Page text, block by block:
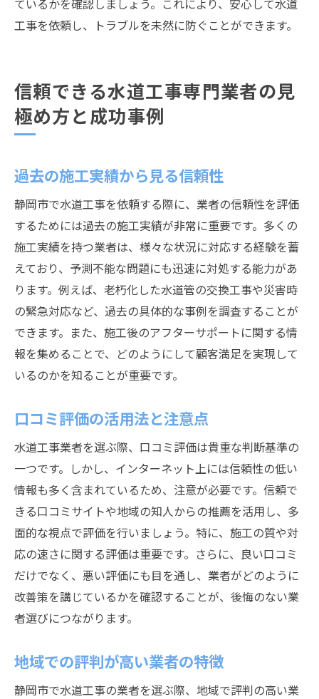
ているかを確認しましょう。これにより、安心して水道
工事を依頼し、トラブルを未然に防ぐことができます。
信頼できる水道工事専門業者の見
極め方と成功事例
過去の施工実績から見る信頼性
静岡市で水道工事を依頼する際に、業者の信頼性を評価
するためには過去の施工実績が非常に重要です。多くの
施工実績を持つ業者は、様々な状況に対応する経験を蓄
えており、予測不能な問題にも迅速に対処する能力があ
ります。例えば、老朽化した水道管の交換工事や災害時
の緊急対応など、過去の具体的な事例を調査することが
できます。また、施工後のアフターサポートに関する情
報を集めることで、どのようにして顧客満足を実現して
いるのかを知ることが重要です。
口コミ評価の活用法と注意点
水道工事業者を選ぶ際、口コミ評価は貴重な判断基準の
一つです。しかし、インターネット上には信頼性の低い
情報も多く含まれているため、注意が必要です。信頼で
きる口コミサイトや地域の知人からの推薦を活用し、多
面的な視点で評価を行いましょう。特に、施工の質や対
応の速さに関する評価は重要です。さらに、良い口コミ
だけでなく、悪い評価にも目を通し、業者がどのように
改善策を講じているかを確認することが、後悔のない業
者選びにつながります。
地域での評判が高い業者の特徴
静岡市で水道工事の業者を選ぶ際、地域で評判の高い業